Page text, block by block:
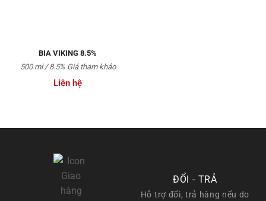
BIA VIKING 8.5%
Liên hệ
500 ml / 8.5% Giá tham khảo
ĐỔI - TRẢ
Hỗ trợ đổi, trả hàng nếu do